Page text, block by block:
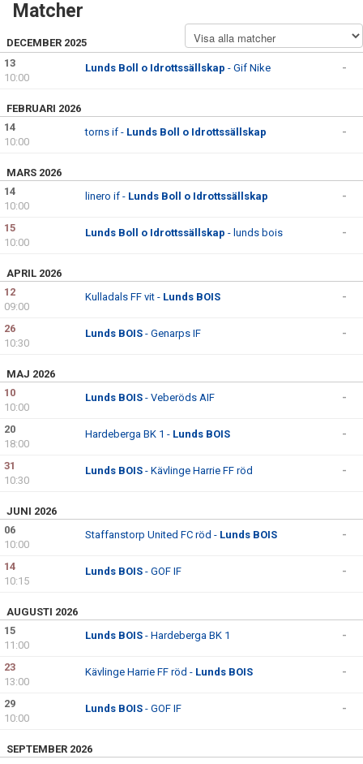
KONTAKT
Matcher
DECEMBER 2025
13
10:00
Lunds Boll o Idrottssällskap - Gif Nike -
FEBRUARI 2026
14
10:00
torns if - Lunds Boll o Idrottssällskap -
MARS 2026
14
10:00
linero if - Lunds Boll o Idrottssällskap -
15
10:00
Lunds Boll o Idrottssällskap - lunds bois -
APRIL 2026
12
09:00
Kulladals FF vit - Lunds BOIS -
26
10:30
Lunds BOIS - Genarps IF -
MAJ 2026
10
10:00
Lunds BOIS - Veberöds AIF -
20
18:00
Hardeberga BK 1 - Lunds BOIS -
31
10:30
Lunds BOIS - Kävlinge Harrie FF röd -
JUNI 2026
06
10:00
Staffanstorp United FC röd - Lunds BOIS -
14
10:15
Lunds BOIS - GOF IF -
AUGUSTI 2026
15
11:00
Lunds BOIS - Hardeberga BK 1 -
23
13:00
Kävlinge Harrie FF röd - Lunds BOIS -
29
10:00
Lunds BOIS - GOF IF -
SEPTEMBER 2026